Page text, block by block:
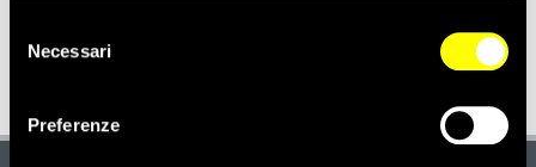
dei cookie attivi sul sito clicca
delNecessari
Preferenze